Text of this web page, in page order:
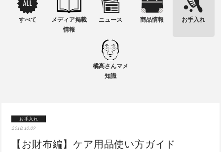
すべて
メディア掲載
情報
ニュース 商品情報 お手入れ
橘高さんマメ
知識
お手入れ
2018.10.09
【お財布編】ケア用品使い方ガイド